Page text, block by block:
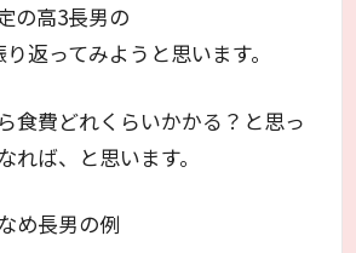
の高3長男の
返ってみようと思います。
食費どれくらいかかる？と思っ
れば、と思います。
め長男の例